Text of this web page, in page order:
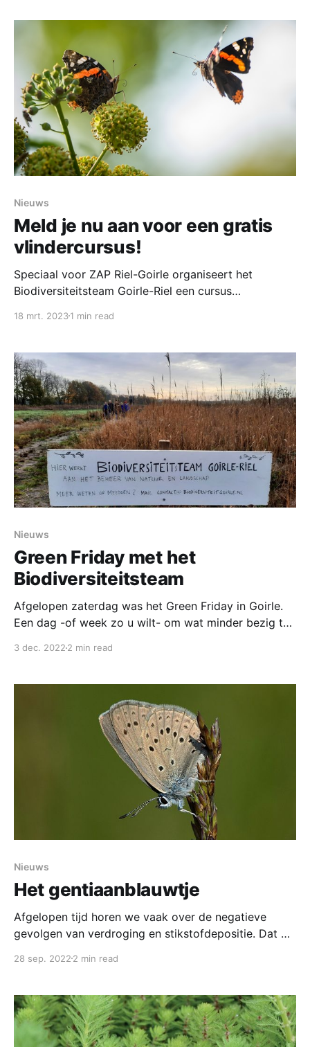
Het is van oudsher een rotsbewoner, die
Nieuws
Meld je nu aan voor een gratis
vlindercursus!
Speciaal voor ZAP Riel-Goirle organiseert het
Biodiversiteitsteam Goirle-Riel een cursus
stimuleren om tijdens een ZAP-wandelronde ook te
goede graadmeter voor de biodiversiteit, ze zijn
mooi om te zien en bovendien ook relatief makkelijk
18 mrt. 20231 min read
Nieuws
Green Friday met het
Biodiversiteitsteam
Afgelopen zaterdag was het Green Friday in Goirle.
Een dag -of week zo u wilt- om wat minder bezig te
3 dec. 2022 2 min read
Nieuws
Het gentiaanblauwtje
Afgelopen tijd horen we vaak over de negatieve
gevolgen van verdroging en stikstofdepositie. Dat dit
soorten zien we bij het gentiaanblauwtje. Dit is een
Heide, maar nu helaas permanent verdwenen is.
Hierbij een klein
28 sep. 2022 2 min read